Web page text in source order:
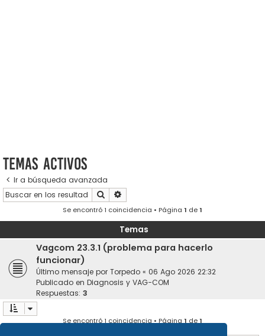
Temas activos
Ir a búsqueda avanzada
Buscar
Se encontró 1 coincidencia • Página 1 de1
Temas
Vagcom 23.3.1 (problema para hacerlo
funcionar)
Último mensaje por Torpedo « 06 Ago 2026 22:32
Publicado en Diagnosis y VAG-COM
Respuestas: 3
Se encontró 1 coincidencia • Página1de1